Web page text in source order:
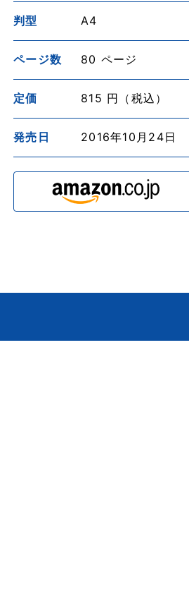
判型 A4
ページ数 80 ページ
定価 815 円（税込）
発売日 2016年10月24日